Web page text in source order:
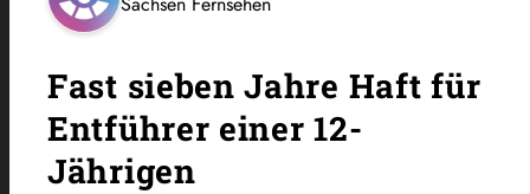
Fast sieben Jahre Haft für
Entführer einer 12-
Jährigen